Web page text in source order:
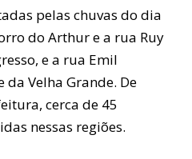
pelas chuvas do dia
do Arthur e a rua Ruy
e a rua Emil
Velha Grande. De
cerca de 45
nessas regiões.